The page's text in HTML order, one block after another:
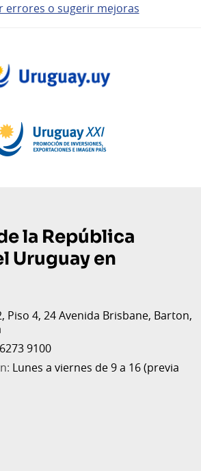
errores o sugerir mejoras
la República
Uruguay en
Piso 4, 24 Avenida Brisbane, Barton,
9100
Lunes a viernes de 9 a 16 (previa